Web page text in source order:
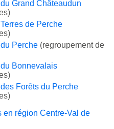
Grand Châteaudun
de Perche
Perche (regroupement de
Bonnevalais
Forêts du Perche
en région Centre-Val de